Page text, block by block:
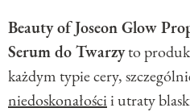
Beauty of Joseon Glow
Serum do Twarzyto
każdym typie cery,
niedoskonałościi utraty